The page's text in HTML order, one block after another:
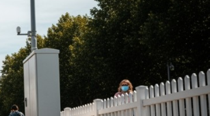
Fryzjer
Kino
Poczta